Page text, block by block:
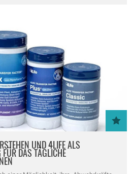
UND 4LIFE ALS
DAS TÄGLICHE